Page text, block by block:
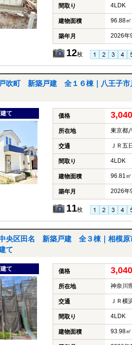
間取り 4LDK
建物面積 96.88㎡
築年月 2026年
12枚
吹町 新築戸建 全１６棟｜八王子市
て 価格
所在地 東京都
交通 ＪＲ
間取り 4LDK
建物面積 96.81㎡
築年月 2026年
11枚
央区田名 新築戸建 全３棟｜相模原
て
て 価格
所在地 神奈川
交通 ＪＲ
間取り 4LDK
建物面積 93.98㎡